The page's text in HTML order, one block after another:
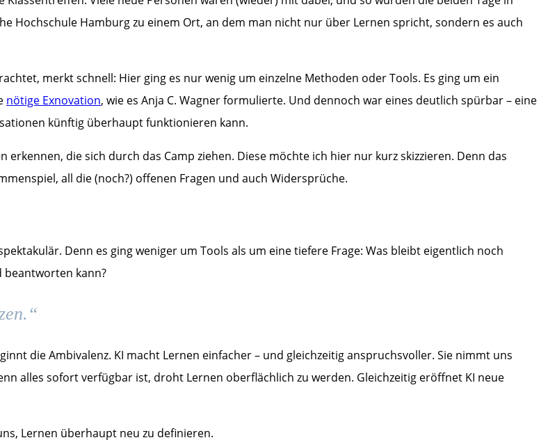
Hochschule Hamburg zu einem Ort, an dem man nicht nur über Lernen spricht, sondern es auch
merkt schnell: Hier ging es nur wenig um einzelne Methoden oder Tools. Es ging um ein
nötige Exnovation, wie es Anja C. Wagner formulierte. Und dennoch war eines deutlich spürbar – eine
künftig überhaupt funktionieren kann.
die sich durch das Camp ziehen. Diese möchte ich hier nur kurz skizzieren. Denn das
all die (noch?) offenen Fragen und auch Widersprüche.
Denn es ging weniger um Tools als um eine tiefere Frage: Was bleibt eigentlich noch
beantworten kann?
die Ambivalenz. KI macht Lernen einfacher – und gleichzeitig anspruchsvoller. Sie nimmt uns
alles sofort verfügbar ist, droht Lernen oberflächlich zu werden. Gleichzeitig eröffnet KI neue
Lernen überhaupt neu zu definieren.